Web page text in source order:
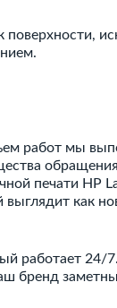
поверхности,
работ мы
печати
выглядит как
работает 24/
бренд